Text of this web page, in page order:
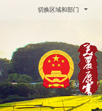
切换区域和部门